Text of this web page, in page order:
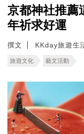
京都神社推薦
年祈求好運
撰文 KKday旅遊生
旅遊文化 藝文活動